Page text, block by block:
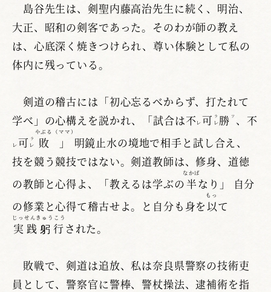
島谷先生は、剣聖内藤高治先生に続く、明治、
大正、昭和の剣客であった。そのわが師の教え
は、心底深く焼きつけられ、尊い体験として私の
体内に残っている。
剣道の稽古には「初心忘るべからず、打たれて
学べ」の心構えを説かれ、「試合は不レ可 レ
ラ 勝 ツ 、不
レ可 レ
ラ 敗
やぶる
」
（ママ）
明鏡止水の境地で相手と試し合え、
技を競う競技ではない。剣道教師は、修身、道徳
の教師と心得よ、「教えるは学ぶの半
なかば
なり」 自分
の修業と心得て稽古せよ。と自分も身を以
もっ
て
実践躬行
じっせんきゅうこう
された。
敗戦で、剣道は追放、私は奈良県警察の技術吏
員として、警察官に警棒、警杖操法、逮補術を指